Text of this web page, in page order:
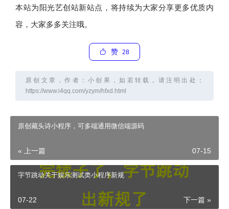
本站为阳光艺创站新站点，将持续为大家分享更多优质内
容，大家多多关注哦。
赞 28
原创文章，作者：小创果，如若转载，请注明出处：
https://www.i4qq.com/yzym/hfxd.html
原创藏头诗小程序，可多端通用微信端源码
« 上一篇 07-15
字节跳动关于娱乐测试类小程序新规
下一篇 »
07-22